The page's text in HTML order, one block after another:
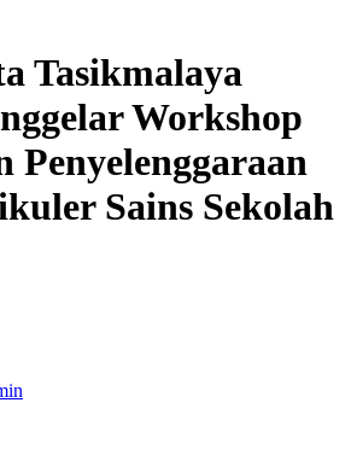
Tasikmalaya
Workshop
Penyelenggaraan
Sains Sekolah